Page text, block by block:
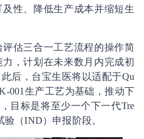
性、降低生产成本并缩短生
估三合一工艺流程的操作简
，计划在未来数月内完成初
后，台宝生医将以适配于Qu
001生产工艺为基础，推动下
目标是将至少一个下一代Tre
（IND）申报阶段。